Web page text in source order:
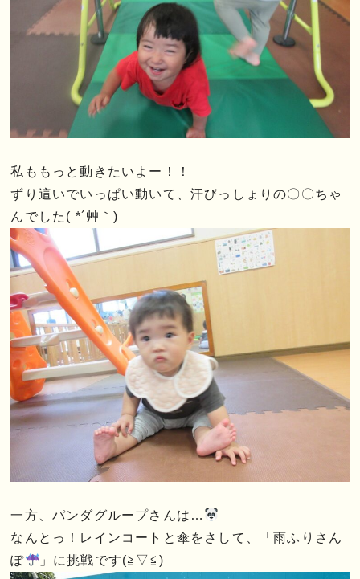
私ももっと動きたいよー！！
ずり這いでいっぱい動いて、汗びっしょりの〇〇ちゃ
んでした( *´艸｀)
一方、パンダグループさんは…
なんとっ！レインコートと傘をさして、「雨ふりさん
ぽ
」に挑戦です(≧▽≦)